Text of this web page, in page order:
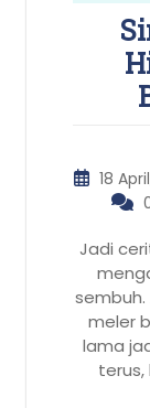
18
Jadi
meler
lama